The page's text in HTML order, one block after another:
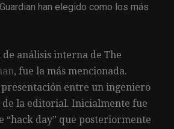
han elegido como los más
análisis interna de The
, fue la más mencionada.
presentación entre un ingeniero
la editorial. Inicialmente fue
“hack day” que posteriormente